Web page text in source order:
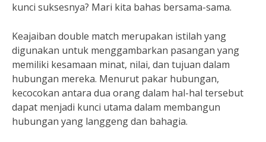
kunci suksesnya? Mari kita bahas bersama-sama.
Keajaiban double match merupakan istilah yang
digunakan untuk menggambarkan pasangan yang
memiliki kesamaan minat, nilai, dan tujuan dalam
hubungan mereka. Menurut pakar hubungan,
kecocokan antara dua orang dalam hal-hal tersebut
dapat menjadi kunci utama dalam membangun
hubungan yang langgeng dan bahagia.